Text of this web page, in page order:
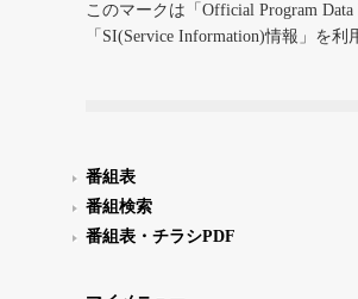
このマークは「Official Program
「SI(Service Information)情報」を
番組表
番組検索
番組表・チラシPDF